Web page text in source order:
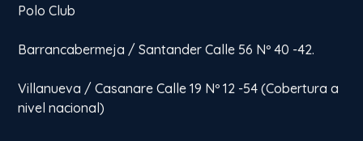
Polo Club
Barrancabermeja / Santander Calle 56 Nº 40 -42.
Villanueva / Casanare Calle 19 Nº 12 -54 (Cobertura a
nivel nacional)